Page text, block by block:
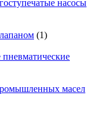
насосы
(1)
масел